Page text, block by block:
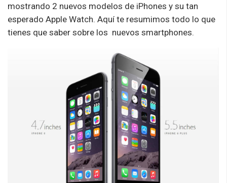
mostrando 2 nuevos modelos de iPhones y su tan
esperado Apple Watch. Aquí te resumimos todo lo que
tienes que saber sobre los nuevos smartphones.